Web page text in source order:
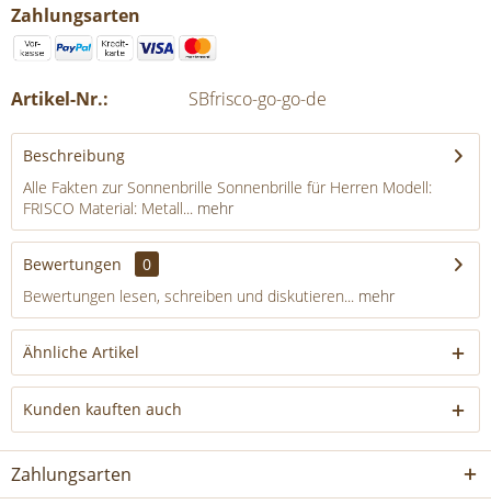
Zahlungsarten
Artikel-Nr.: SBfrisco-go-go-de
Beschreibung
Alle Fakten zur Sonnenbrille Sonnenbrille für Herren Modell:
FRISCO Material: Metall... mehr
Bewertungen
0
Bewertungen lesen, schreiben und diskutieren... mehr
Ähnliche Artikel
Kunden kauften auch
Zahlungsarten